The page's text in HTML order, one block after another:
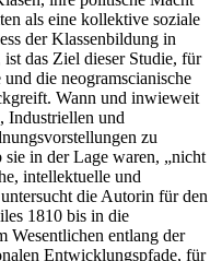
als eine kollektive soziale
der Klassenbildung in
ist das Ziel dieser Studie, für
die neogramscianische
Wann und inwieweit
Industriellen und
zu
in der Lage waren, „nicht
intellektuelle und
die Autorin für den
1810 bis in die
Wesentlichen entlang der
Entwicklungspfade, für